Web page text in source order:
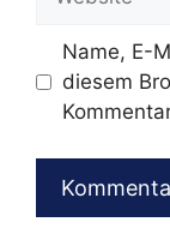
Name, E-
diesem